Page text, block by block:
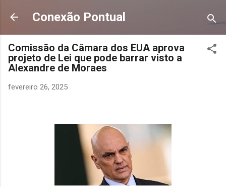
Pular para o conteúdo principal
Conexão Pontual
Comissão da Câmara dos EUA aprova
projeto de Lei que pode barrar visto a
Alexandre de Moraes
fevereiro 26, 2025